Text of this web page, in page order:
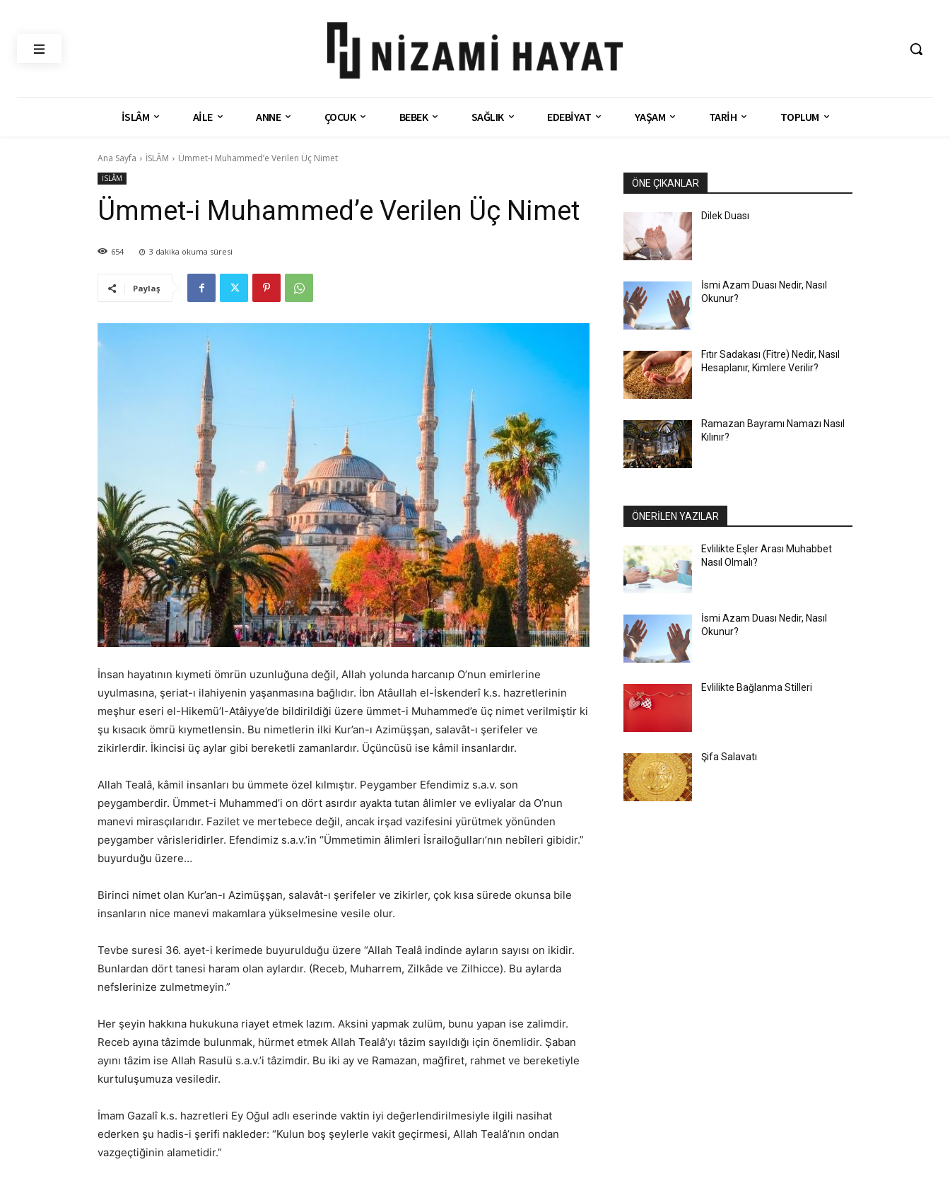
İSLÂM AİLE ANNE ÇOCUK BEBEK SAĞLIK EDEBİYAT YAŞAM TARİH TOPLUM
Ana Sayfa İSLÂM Ümmet-i Muhammed’e Verilen Üç Nimet
İSLÂM
Ümmet-i Muhammed’e Verilen Üç Nimet
654 3 dakika okuma süresi
Paylaş
İnsan hayatının kıymeti ömrün uzunluğuna değil, Allah yolunda harcanıp O’nun emirlerine
uyulmasına, şeriat-ı ilahiyenin yaşanmasına bağlıdır. İbn Atâullah el-İskenderî k.s. hazretlerinin
meşhur eseri el-Hikemü’l-Atâiyye’de bildirildiği üzere ümmet-i Muhammed’e üç nimet verilmiştir ki
şu kısacık ömrü kıymetlensin. Bu nimetlerin ilki Kur’an-ı Azimüşşan, salavât-ı şerifeler ve
zikirlerdir. İkincisi üç aylar gibi bereketli zamanlardır. Üçüncüsü ise kâmil insanlardır.
Allah Tealâ, kâmil insanları bu ümmete özel kılmıştır. Peygamber Efendimiz s.a.v. son
peygamberdir. Ümmet-i Muhammed’i on dört asırdır ayakta tutan âlimler ve evliyalar da O’nun
manevi mirasçılarıdır. Fazilet ve mertebece değil, ancak irşad vazifesini yürütmek yönünden
peygamber vârisleridirler. Efendimiz s.a.v.’in “Ümmetimin âlimleri İsrailoğulları’nın nebîleri gibidir.”
buyurduğu üzere…
Birinci nimet olan Kur’an-ı Azimüşşan, salavât-ı şerifeler ve zikirler, çok kısa sürede okunsa bile
insanların nice manevi makamlara yükselmesine vesile olur.
Tevbe suresi 36. ayet-i kerimede buyurulduğu üzere “Allah Tealâ indinde ayların sayısı on ikidir.
Bunlardan dört tanesi haram olan aylardır. (Receb, Muharrem, Zilkâde ve Zilhicce). Bu aylarda
nefslerinize zulmetmeyin.”
Her şeyin hakkına hukukuna riayet etmek lazım. Aksini yapmak zulüm, bunu yapan ise zalimdir.
Receb ayına tâzimde bulunmak, hürmet etmek Allah Tealâ’yı tâzim sayıldığı için önemlidir. Şaban
ayını tâzim ise Allah Rasulü s.a.v.’i tâzimdir. Bu iki ay ve Ramazan, mağfiret, rahmet ve bereketiyle
kurtuluşumuza vesiledir.
İmam Gazalî k.s. hazretleri Ey Oğul adlı eserinde vaktin iyi değerlendirilmesiyle ilgili nasihat
ederken şu hadis-i şerifi nakleder: “Kulun boş şeylerle vakit geçirmesi, Allah Tealâ’nın ondan
vazgeçtiğinin alametidir.”
ÖNE ÇIKANLAR
Dilek Duası
İsmi Azam Duası Nedir, Nasıl
Okunur?
Fıtır Sadakası (Fitre) Nedir, Nasıl
Hesaplanır, Kimlere Verilir?
Ramazan Bayramı Namazı Nasıl
Kılınır?
ÖNERİLEN YAZILAR
Evlilikte Eşler Arası Muhabbet
Nasıl Olmalı?
İsmi Azam Duası Nedir, Nasıl
Okunur?
Evlilikte Bağlanma Stilleri
Şifa Salavatı